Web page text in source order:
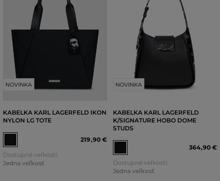
NOVINKA
KABELKA KARL LAGERFELD IKON
NYLON LG TOTE
219,90 €
Dostupné veľkosti:
Jedna veľkosť
NOVINKA
KABELKA KARL LAGERFELD
K/SIGNATURE HOBO DOME
STUDS
364,90 €
Dostupné veľkosti:
Jedna veľkosť